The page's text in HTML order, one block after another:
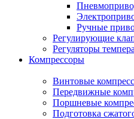
Ручные
Регулирующие
Регуляторы
Компрессоры
Винтовые
Передвижные
Поршневые
Подготовка